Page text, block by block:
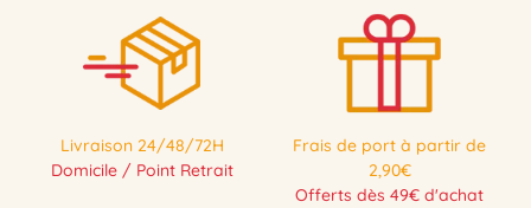
Livraison 24/48/72H
Domicile / Point Retrait
Frais de port à partir de
2,90€
Offerts dès 49€ d'achat